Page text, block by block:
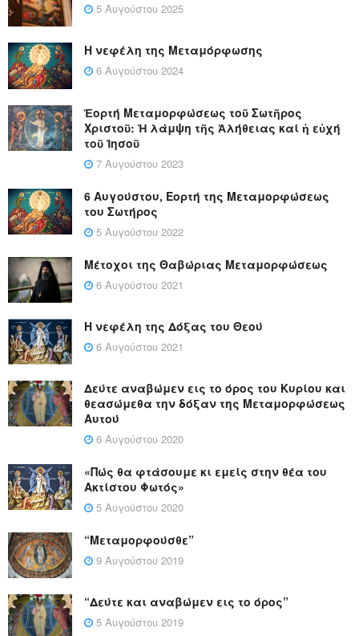
5 Αυγούστου 2025
Η νεφέλη της Μεταμόρφωσης
6 Αυγούστου 2024
Ἑορτή Μεταμορφώσεως τοῦ Σωτῆρος
Χριστοῦ: Ἡ λάμψη τῆς Ἀλήθειας καί ἡ εὐχή
τοῦ Ἰησοῦ
7 Αυγούστου 2023
6 Αυγούστου, Εορτή της Μεταμορφώσεως
του Σωτήρος
5 Αυγούστου 2022
Μέτοχοι της Θαβώριας Μεταμορφώσεως
6 Αυγούστου 2021
Η νεφέλη της Δόξας του Θεού
6 Αυγούστου 2021
Δεύτε αναβώμεν εις το όρος του Κυρίου και
θεασώμεθα την δόξαν της Μεταμορφώσεως
Αυτού
6 Αυγούστου 2020
«Πώς θα φτάσουμε κι εμείς στην θέα του
Ακτίστου Φωτός»
5 Αυγούστου 2020
“Μεταμορφούσθε”
9 Αυγούστου 2019
“Δεύτε και αναβώμεν εις το όρος”
5 Αυγούστου 2019